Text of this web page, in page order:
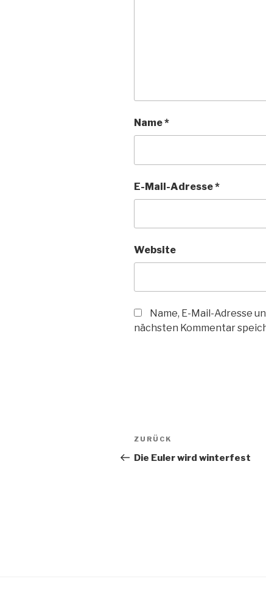
Name*
E-Mail-Adresse*
Website
Name, E-Mail-Adresse
nächsten Kommentar
Beitragsnavigation
Vorheriger
Beitrag
ZURÜCK
Die Euler wird winterfest